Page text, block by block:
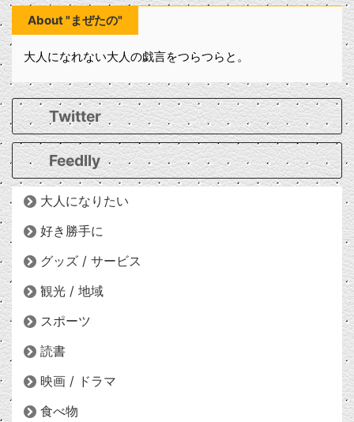
About "まぜたの"
大人になれない大人の戯言をつらつらと。
Twitter
Feedlly
大人になりたい
好き勝手に
グッズ / サービス
観光 / 地域
スポーツ
読書
映画 / ドラマ
食べ物